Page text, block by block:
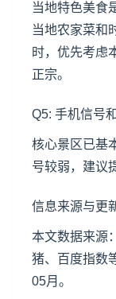
当地特色美食
当地农家菜和
时，优先考虑
正宗。
Q5: 手机信号
核心景区已基
号较弱，建议
信息来源与更
本文数据来源
猪、百度指数
05月。